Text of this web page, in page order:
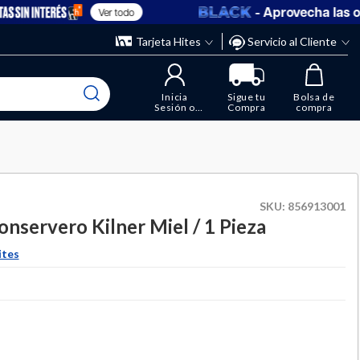
Ver todo - Aprovecha las
Servicio al Cliente
Tarjeta Hites
Inicia
Sesión o
Regístrate
Sigue tu
Compra
Bolsa de
compra
y elimina los que ya no necesitas.
SKU: 856913001
Kilner Miel / 1 Pieza
from